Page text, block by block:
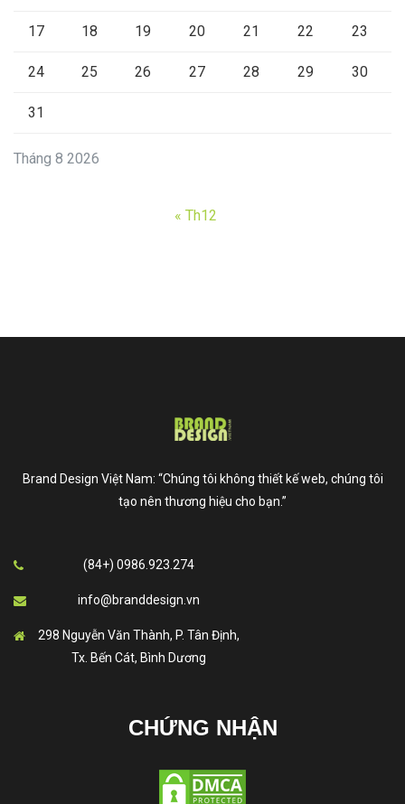
Tháng 8 2026
17 18 19 20 21 22 23
24 25 26 27 28 29 30
31
« Th12
Brand Design Việt Nam: “Chúng tôi không thiết kế web, chúng tôi
tạo nên thương hiệu cho bạn.”
(84+) 0986.923.274
info@branddesign.vn
298 Nguyễn Văn Thành, P. Tân Định,
Tx. Bến Cát, Bình Dương
CHỨNG NHẬN